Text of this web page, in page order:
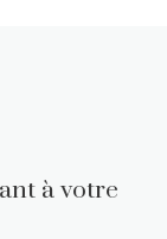
à votre